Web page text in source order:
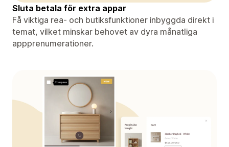
Sluta betala för extra appar
Få viktiga rea- och butiksfunktioner inbyggda direkt i
temat, vilket minskar behovet av dyra månatliga
appprenumerationer.